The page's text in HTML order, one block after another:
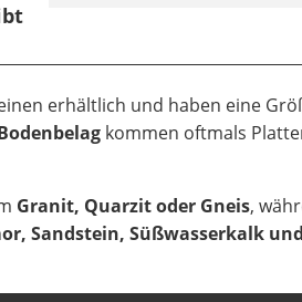
erhältlich und haben eine
kommen oftmals
Granit, Quarzit oder Gneis,
Sandstein, Süßwasserkalk